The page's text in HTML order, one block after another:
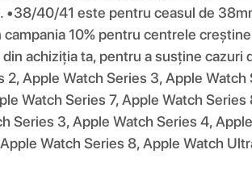
•38/40/41 este pentru ceasul de
10% pentru centrele
achiziția ta, pentru a susține
Apple Watch Series 3, Apple
Watch Series 7, Apple Watch
Series 3, Apple Watch Series 4,
Watch Series 8, Apple Watch